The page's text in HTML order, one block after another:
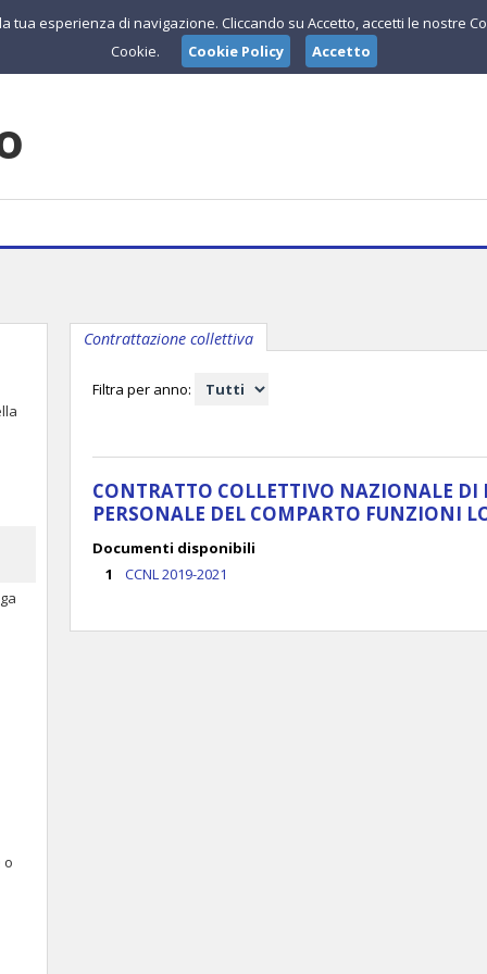
o
Contrattazione collettiva
Filtra per anno:
CONTRATTO COLLETTIVO NAZIONALE DI
PERSONALE DEL COMPARTO FUNZIONI
Documenti disponibili
CCNL 2019-2021
tua esperienza di navigazione. Cliccando su Accetto, accetti le nostre
Cookie.
Cookie Policy Accetto